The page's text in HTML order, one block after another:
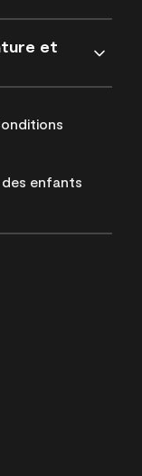
et
enfants